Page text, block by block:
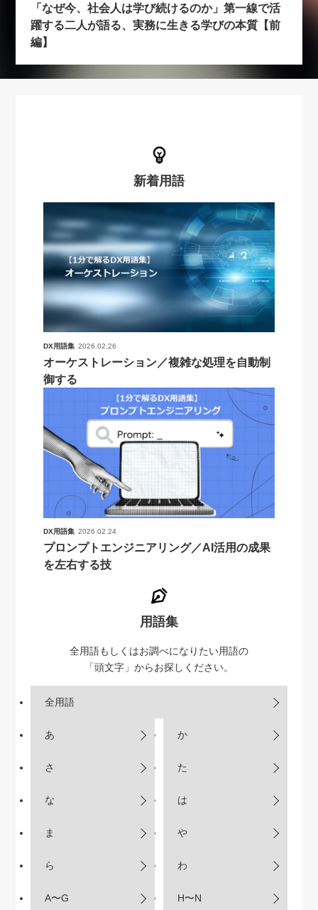
「なぜ今、社会人は学び続けるのか」第一線で活
躍する二人が語る、実務に生きる学びの本質【前
編】
新着用語
DX用語集 2026.02.26
オーケストレーション／複雑な処理を自動制
御する
DX用語集 2026.02.24
プロンプトエンジニアリング／AI活用の成果
を左右する技
用語集
全用語もしくはお調べになりたい用語の
「頭文字」からお探しください。
全用語
あ か
さ た
な は
ま や
ら わ
A〜G H〜N